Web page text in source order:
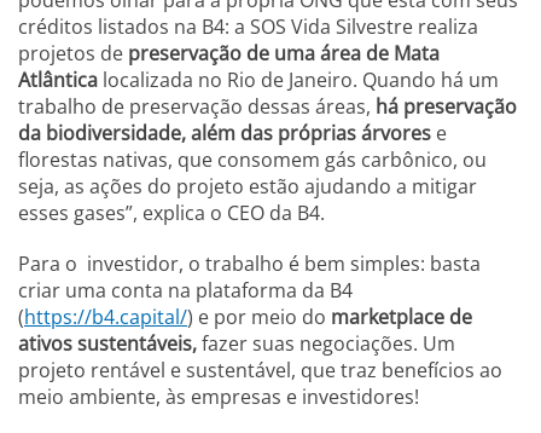
créditos listados na B4: a SOS Vida Silvestre realiza
projetos de preservação de uma área de Mata
Atlântica localizada no Rio de Janeiro. Quando há um
trabalho de preservação dessas áreas, há preservação
da biodiversidade, além das próprias árvores e
florestas nativas, que consomem gás carbônico, ou
seja, as ações do projeto estão ajudando a mitigar
esses gases”, explica o CEO da B4.
Para o investidor, o trabalho é bem simples: basta
criar uma conta na plataforma da B4
(https://b4.capital/) e por meio do marketplace de
ativos sustentáveis,fazer suas negociações. Um
projeto rentável e sustentável, que traz benefícios ao
meio ambiente, às empresas e investidores!